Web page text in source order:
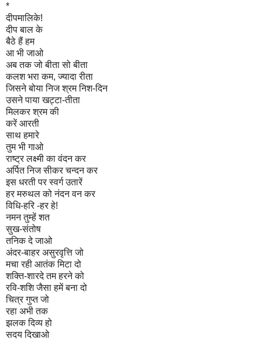
*
दीपमालिके!
दीप बाल के
बैठे हैं हम
आ भी जाओ
अब तक जो बीता सो बीता
कलश भरा कम, ज्यादा रीता
जिसने बोया निज श्रम निश-दिन
उसने पाया खट्टा-तीता
मिलकर श्रम की
करें आरती
साथ हमारे
तुम भी गाओ
राष्ट्र लक्ष्मी का वंदन कर
अर्पित निज सीकर चन्दन कर
इस धरती पर स्वर्ग उतारें
हर मरुथल को नंदन वन कर
विधि-हरि -हर हे!
नमन तुम्हें शत
सुख-संतोष
तनिक दे जाओ
अंदर-बाहर असुरवृत्ति जो
मचा रही आतंक मिटा दो
शक्ति-शारदे तम हरने को
रवि-शशि जैसा हमें बना दो
चित्र गुप्त जो
रहा अभी तक
झलक दिव्य हो
सदय दिखाओ